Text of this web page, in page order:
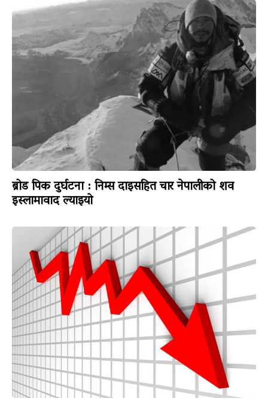
ब्रोड पिक दुर्घटना : निम्स दाइसहित चार नेपालीको शव
इस्लामावाद ल्याइयो